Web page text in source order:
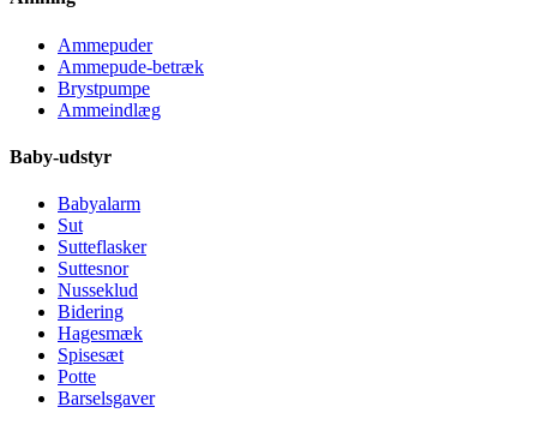
Ammepuder
Ammepude-betræk
Brystpumpe
Ammeindlæg
Baby-udstyr
Babyalarm
Sut
Sutteflasker
Suttesnor
Nusseklud
Bidering
Hagesmæk
Spisesæt
Potte
Barselsgaver